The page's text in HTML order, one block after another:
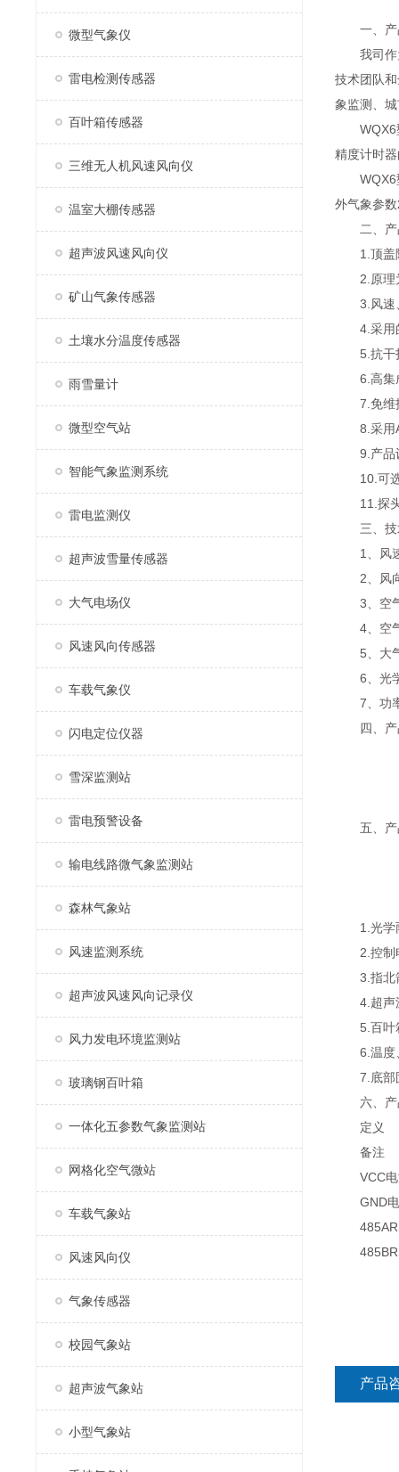
微型气象仪
雷电检测传感器
百叶箱传感器
三维无人机风速风向仪
温室大棚传感器
超声波风速风向仪
矿山气象传感器
土壤水分温度传感器
雨雪量计
微型空气站
智能气象监测系统
雷电监测仪
超声波雪量传感器
大气电场仪
风速风向传感器
车载气象仪
闪电定位仪器
雪深监测站
雷电预警设备
输电线路微气象监测站
森林气象站
风速监测系统
超声波风速风向记录仪
风力发电环境监测站
玻璃钢百叶箱
一体化五参数气象监测站
网格化空气微站
车载气象站
风速风向仪
气象传感器
校园气象站
超声波气象站
小型气象站
一、产
我司作为
技术团队
象监测、
WQX6型‍
精度计时
WQX6型
外气象参
二、产
1.顶盖隐
2.原理为
3.风速、
4.采用的
5.抗干扰
6.高集成
7.免维
8.采用
9.产品设
10.可选
11.探头
三、技
1、风速
2、风向
3、空气
4、空气
5、大气
6、光学
7、功
四、产
五、产
1.光学
2.控制
3.指北
4.超声
5.百叶
6.温度、
7.底部
六、产
定义
备注
VCC电
GND电
产品